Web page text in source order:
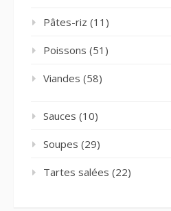
Pâtes-riz (11)
Poissons (51)
Viandes (58)
Sauces (10)
Soupes (29)
Tartes salées (22)